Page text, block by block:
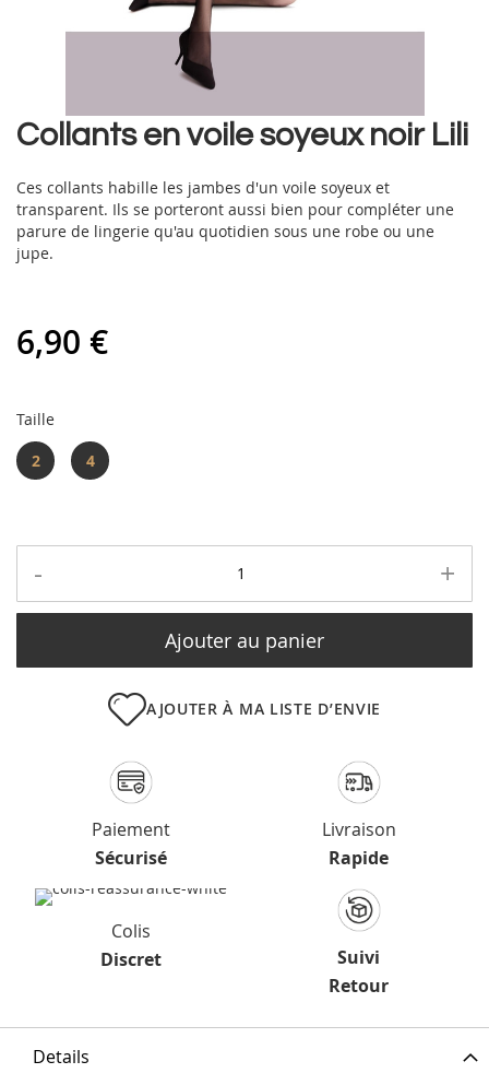
Skip
beginning
the
images
Collants en voile soyeux noir Lili
Ces collants habille les jambes d'un voile soyeux et
transparent. Ils se porteront aussi bien pour compléter une
parure de lingerie qu'au quotidien sous une robe ou une
jupe.
6,90 €
Taille
2
4
- +
Ajouter au panier
AJOUTER À MA LISTE D’ENVIE
Paiement
Sécurisé
Livraison
Rapide
Colis
Discret
Suivi
Retour
Details